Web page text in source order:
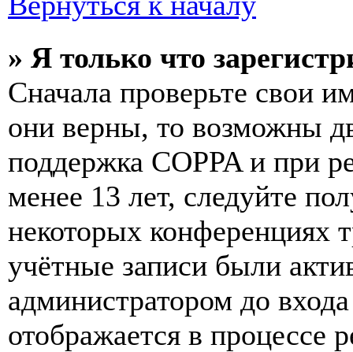
» Я только что
Сначала проверьте свои
они верны, то возможны
поддержка COPPA и при
менее 13 лет, следуйте
некоторых конференциях
учётные записи были
администратором до
отображается в процессе